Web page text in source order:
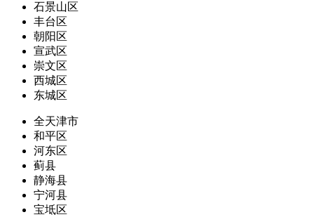
石景山区
丰台区
朝阳区
宣武区
崇文区
西城区
东城区
全天津市
和平区
河东区
蓟县
静海县
宁河县
宝坻区